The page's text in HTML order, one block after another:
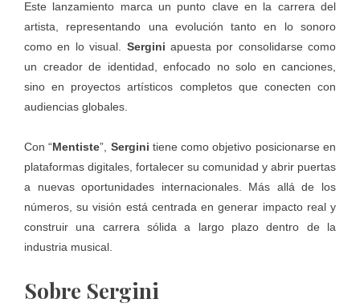
Este lanzamiento marca un punto clave en la carrera del
artista, representando una evolución tanto en lo sonoro
como en lo visual. Sergini apuesta por consolidarse como
un creador de identidad, enfocado no solo en canciones,
sino en proyectos artísticos completos que conecten con
audiencias globales.
Con “Mentiste”, Sergini tiene como objetivo posicionarse en
plataformas digitales, fortalecer su comunidad y abrir puertas
a nuevas oportunidades internacionales. Más allá de los
números, su visión está centrada en generar impacto real y
construir una carrera sólida a largo plazo dentro de la
industria musical.
Sobre Sergini